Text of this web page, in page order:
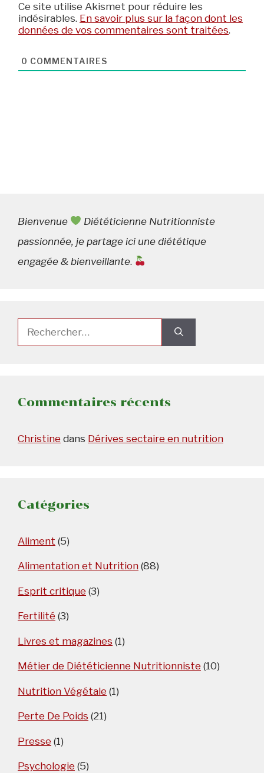
Ce site utilise Akismet pour réduire les
indésirables. En savoir plus sur la façon dont les
données de vos commentaires sont traitées.
0 COMMENTAIRES
Bienvenue
Diététicienne Nutritionniste
passionnée, je partage ici une diététique
engagée & bienveillante.
Rechercher :
Commentaires récents
Christine dans Dérives sectaire en nutrition
Catégories
Aliment (5)
Alimentation et Nutrition (88)
Esprit critique (3)
Fertilité (3)
Livres et magazines (1)
Métier de Diététicienne Nutritionniste (10)
Nutrition Végétale (1)
Perte De Poids (21)
Presse (1)
Psychologie (5)